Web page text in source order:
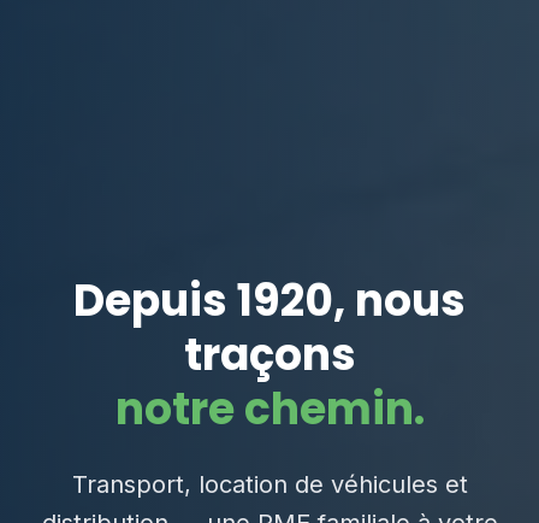
Depuis 1920, nous
traçons
notre chemin.
Transport, location de véhicules et